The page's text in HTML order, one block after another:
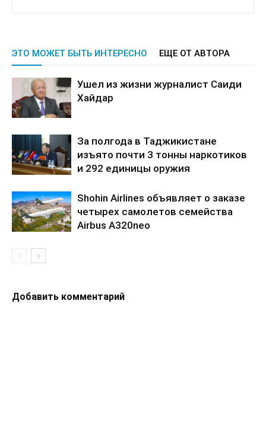
ЭТО МОЖЕТ БЫТЬ ИНТЕРЕСНО ЕЩЕ ОТ АВТОРА
Ушел из жизни журналист Саиди
Хайдар
За полгода в Таджикистане
изъято почти 3 тонны наркотиков
и 292 единицы оружия
Shohin Airlines объявляет о заказе
четырех самолетов семейства
Airbus A320neo
Добавить комментарий